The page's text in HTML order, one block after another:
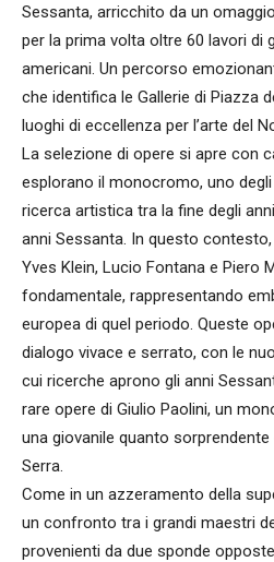
Sessanta, arricchito da un
per la prima volta oltre 60 lavori di
americani. Un percorso
che identifica le Gallerie di Piazza
luoghi di eccellenza per l’arte del
La selezione di opere si apre con
esplorano il monocromo, uno
ricerca artistica tra la fine degli
anni Sessanta. In questo
Yves Klein, Lucio Fontana e Piero
fondamentale, rappresentando
europea di quel periodo. Queste
dialogo vivace e serrato, con le
cui ricerche aprono gli anni
rare opere di Giulio Paolini, un
una giovanile quanto
Serra.
Come in un azzeramento della
un confronto tra i grandi maestri
provenienti da due sponde